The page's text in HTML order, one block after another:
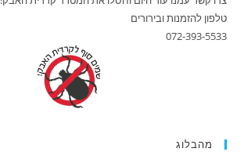
טלפון להזמנות ובירורים
072-393-5533
מהבלוג